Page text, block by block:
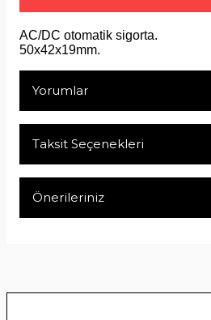
AC/DC otomatik sigorta.
50x42x19mm.
Yorumlar
Taksit Seçenekleri
Önerileriniz